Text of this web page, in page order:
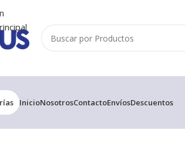
InicioNosotrosContactoEnvíosDescuentos